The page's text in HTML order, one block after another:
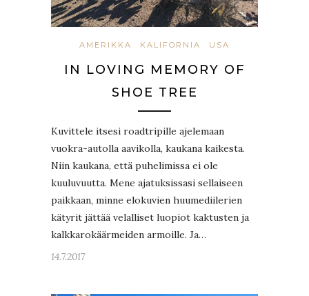
AMERIKKA KALIFORNIA USA
IN LOVING MEMORY OF
SHOE TREE
Kuvittele itsesi roadtripille ajelemaan
vuokra-autolla aavikolla, kaukana kaikesta.
Niin kaukana, että puhelimissa ei ole
kuuluvuutta. Mene ajatuksissasi sellaiseen
paikkaan, minne elokuvien huumediilerien
kätyrit jättää velalliset luopiot kaktusten ja
kalkkarokäärmeiden armoille. Ja…
14.7.2017